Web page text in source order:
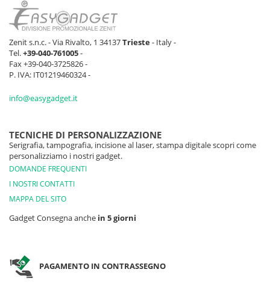
Zenit s.n.c. - Via Rivalto, 1 34137Trieste- Italy -
Tel.+39-040-761005-
Fax +39-040-3725826 -
P. IVA: IT01219460324 -
info@easygadget.it
TECNICHE DI PERSONALIZZAZIONE
Serigrafia, tampografia, incisione al laser, stampa digitale scopri come
personalizziamo i nostri gadget.
DOMANDE FREQUENTI
I NOSTRI CONTATTI
MAPPA DEL SITO
Gadget Consegna anche in 5 giorni
PAGAMENTO IN CONTRASSEGNO